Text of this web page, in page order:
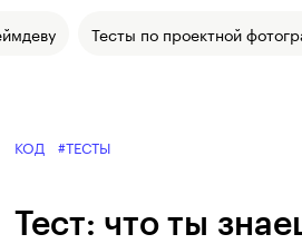
Тесты по проектной
КОД #ТЕСТЫ
Тест: что ты